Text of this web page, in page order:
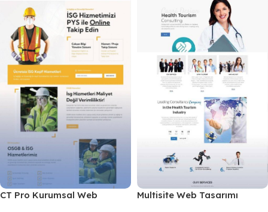
CT Pro Kurumsal Web
Multisite Web Tasarımı